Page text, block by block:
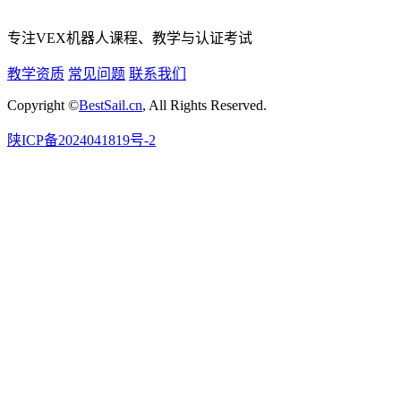
专注VEX机器人课程、教学与认证考试
教学资质 常见问题 联系我们
Copyright ©BestSail.cn, All Rights Reserved.
陕ICP备2024041819号-2